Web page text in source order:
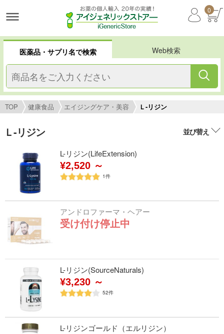
0
医薬品・サプリ名で検索 Web検索
TOP 健康食品 エイジングケア・美容 Ｌ-リジン
Ｌ-リジン 並び替え
L-リジン(LifeExtension)
¥2,520 ～
1件
アンドロファーマ・ヘアー
受け付け停止中
L-リジン(SourceNaturals)
¥3,230 ～
52件
L-リジンゴールド（エルリジン）